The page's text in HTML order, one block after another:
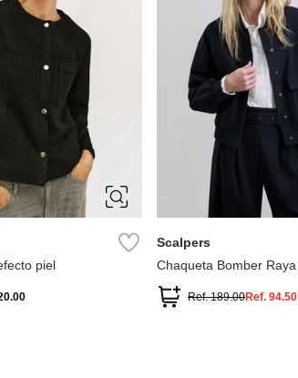
L XL
piel
Scalpers
Chaqueta Bomber Raya
Ref.189.00Ref.94.50